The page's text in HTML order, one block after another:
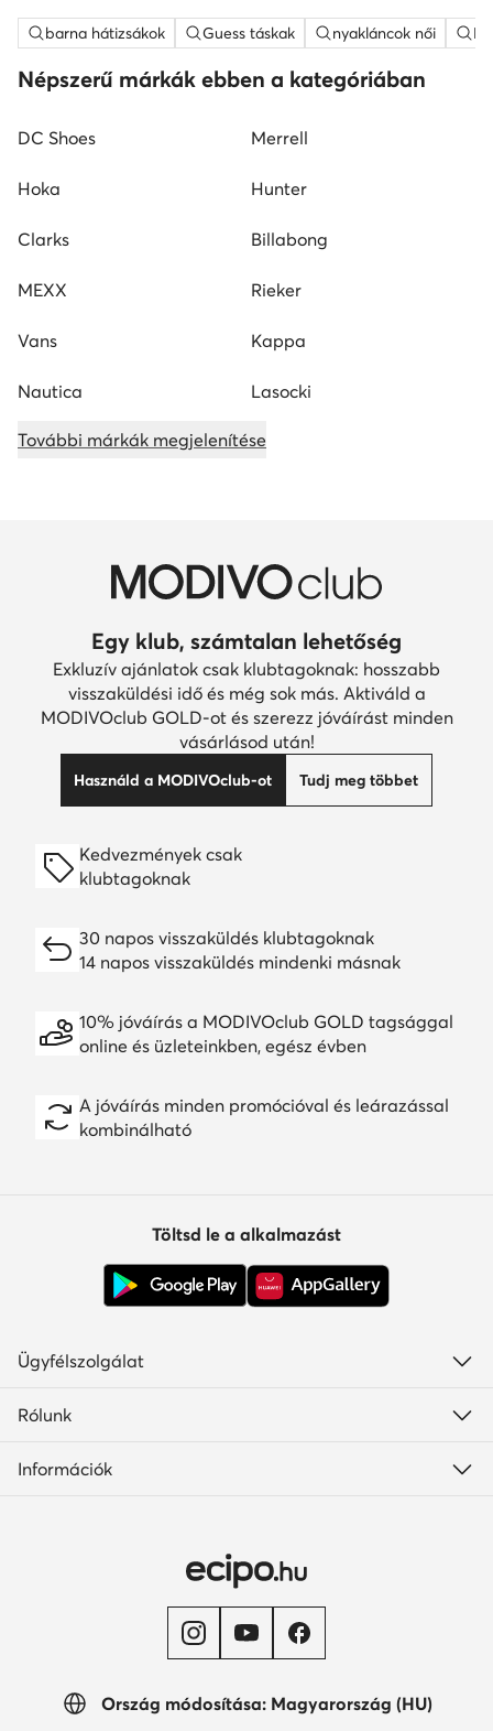
barna hátizsákok Guess táskak nyakláncok női
Népszerű márkák ebben a kategóriában
DC Shoes Merrell
Hoka Hunter
Clarks Billabong
MEXX Rieker
Vans Kappa
Nautica Lasocki
További márkák megjelenítése
Egy klub, számtalan lehetőség
Exkluzív ajánlatok csak klubtagoknak: hosszabb
visszaküldési idő és még sok más. Aktiváld a
MODIVOclub GOLD-ot és szerezz jóváírást minden
vásárlásod után!
Használd a MODIVOclub-ot Tudj meg többet
Kedvezmények csak
klubtagoknak
30 napos visszaküldés klubtagoknak
14 napos visszaküldés mindenki másnak
10% jóváírás a MODIVOclub GOLD tagsággal
online és üzleteinkben, egész évben
A jóváírás minden promócióval és leárazással
kombinálható
Ország módosítása: Magyarország (HU)
Töltsd le a alkalmazást
Ügyfélszolgálat
Rólunk
Információk